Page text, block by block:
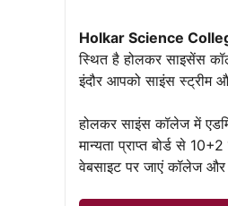
Holkar Science
स्थित है होलकर साइसेंस
इंदौर आपको साइंस स्ट्रीम
होलकर साइंस कॉलेज में
मान्यता प्राप्त बोर्ड से
वेबसाइट पर जाएं कॉलेज